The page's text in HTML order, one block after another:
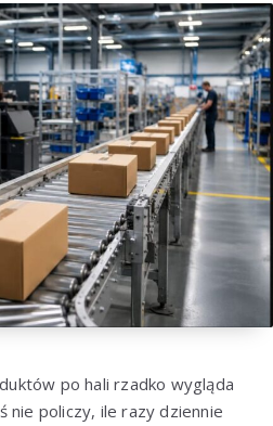
po hali rzadko wygląda
nie policzy, ile razy dziennie